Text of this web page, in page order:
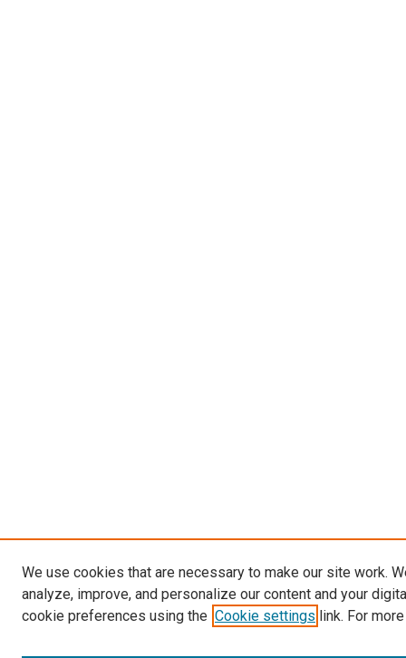
We use cookies that are necessary to make our site work.
analyze, improve, and personalize our content and your
cookie preferences using the Cookie settings link. For